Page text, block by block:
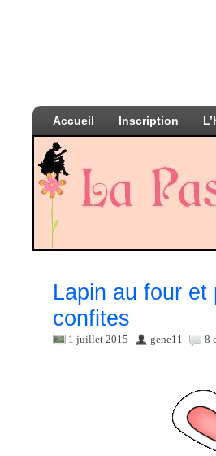
Accueil Inscription
Lapin au four et
confites
1 juillet 2015 gene11 8